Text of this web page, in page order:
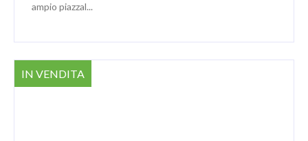
ampio piazzal...
IN VENDITA